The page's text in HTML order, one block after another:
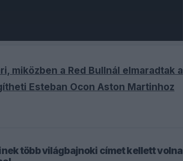
miközben a Red Bullnál elmaradtak a
Esteban Ocon Aston Martinhoz
több világbajnoki címet kellett volna